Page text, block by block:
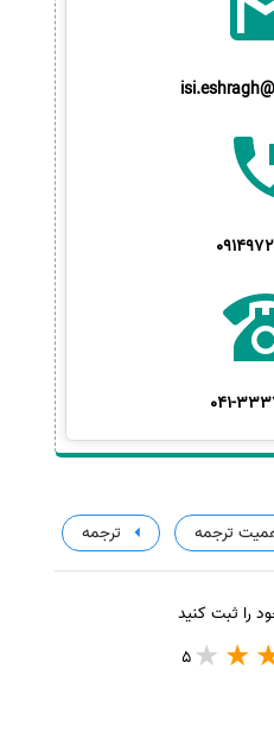
041-
ترجمه ترجمه
را ثبت کنید
5